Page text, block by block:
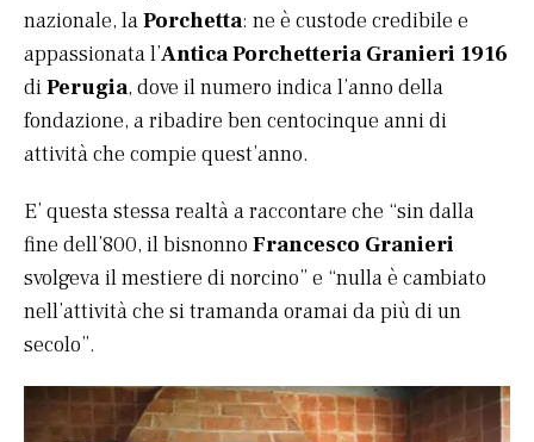
nazionale, laPorchetta: ne è custode credibile e
appassionata l’Antica Porchetteria Granieri 1916
diPerugia, dove il numero indica l’anno della
fondazione, a ribadire ben centocinque anni di
attività che compie quest’anno.
E’ questa stessa realtà a raccontare che “sin dalla
fine dell’800, il bisnonno Francesco Granieri
svolgeva il mestiere di norcino” e “nulla è cambiato
nell’attività che si tramanda oramai da più di un
secolo”.